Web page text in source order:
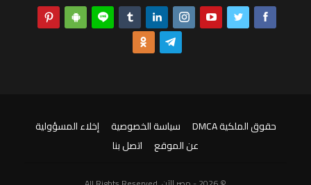
حقوق الملكية DMCA سياسة الخصوصية
إخلاء المسؤولية
عن الموقع
اتصل بنا